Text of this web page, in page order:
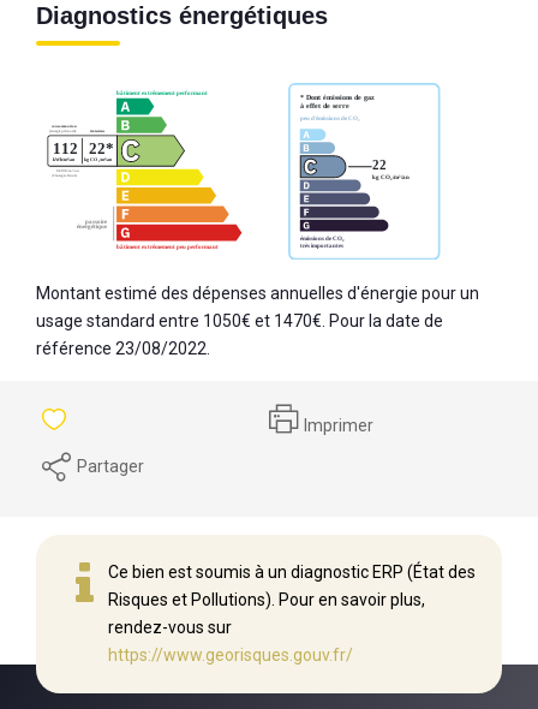
Diagnostics énergétiques
Montant estimé des dépenses annuelles d'énergie pour un
usage standard entre 1050€ et 1470€. Pour la date de
référence 23/08/2022.
Imprimer
Partager
Ce bien est soumis à un diagnostic ERP (État des
Risques et Pollutions). Pour en savoir plus,
rendez-vous sur
https://www.georisques.gouv.fr/